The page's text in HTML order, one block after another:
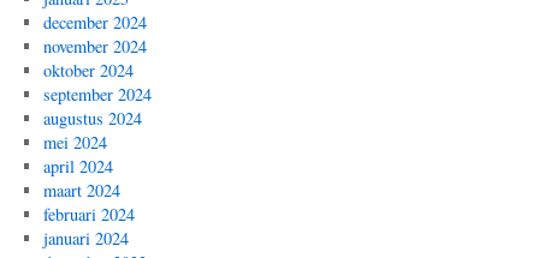
december 2024
november 2024
oktober 2024
september 2024
augustus 2024
mei 2024
april 2024
maart 2024
februari 2024
januari 2024